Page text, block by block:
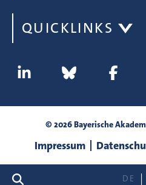
Suche DE
QUICKLINKS
© 2026 Bayerische
Impressum